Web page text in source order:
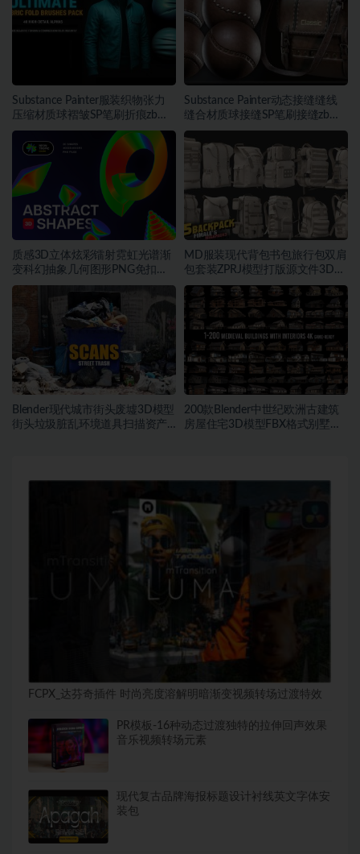
Substance Painter服装织物张力
压缩材质球褶皱SP笔刷折痕zb笔
刷
Substance Painter动态接缝缝线
缝合材质球接缝SP笔刷接缝zb笔
刷
质感3D立体炫彩镭射霓虹光谱渐
变科幻抽象几何图形PNG免扣设
计素材
MD服装现代背包书包旅行包双肩
包套装ZPRJ模型打版源文件3D服
装
Blender现代城市街头废墟3D模型
街头垃圾脏乱环境道具扫描资产
200款Blender中世纪欧洲古建筑
房屋住宅3D模型FBX格式别墅带
FCPX_达芬奇插件 时尚亮度溶解明暗渐变视频转场过渡特效
PR模板-16种动态过渡独特的拉伸回声效果
音乐视频转场元素
现代复古品牌海报标题设计衬线英文字体安
装包